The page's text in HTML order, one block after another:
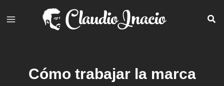
Cómo trabajar la marca